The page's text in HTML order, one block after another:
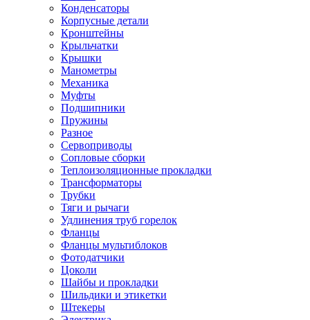
Конденсаторы
Корпусные детали
Кронштейны
Крыльчатки
Крышки
Манометры
Механика
Муфты
Подшипники
Пружины
Разное
Сервоприводы
Сопловые сборки
Теплоизоляционные прокладки
Трансформаторы
Трубки
Тяги и рычаги
Удлинения труб горелок
Фланцы
Фланцы мультиблоков
Фотодатчики
Цоколи
Шайбы и прокладки
Шильдики и этикетки
Штекеры